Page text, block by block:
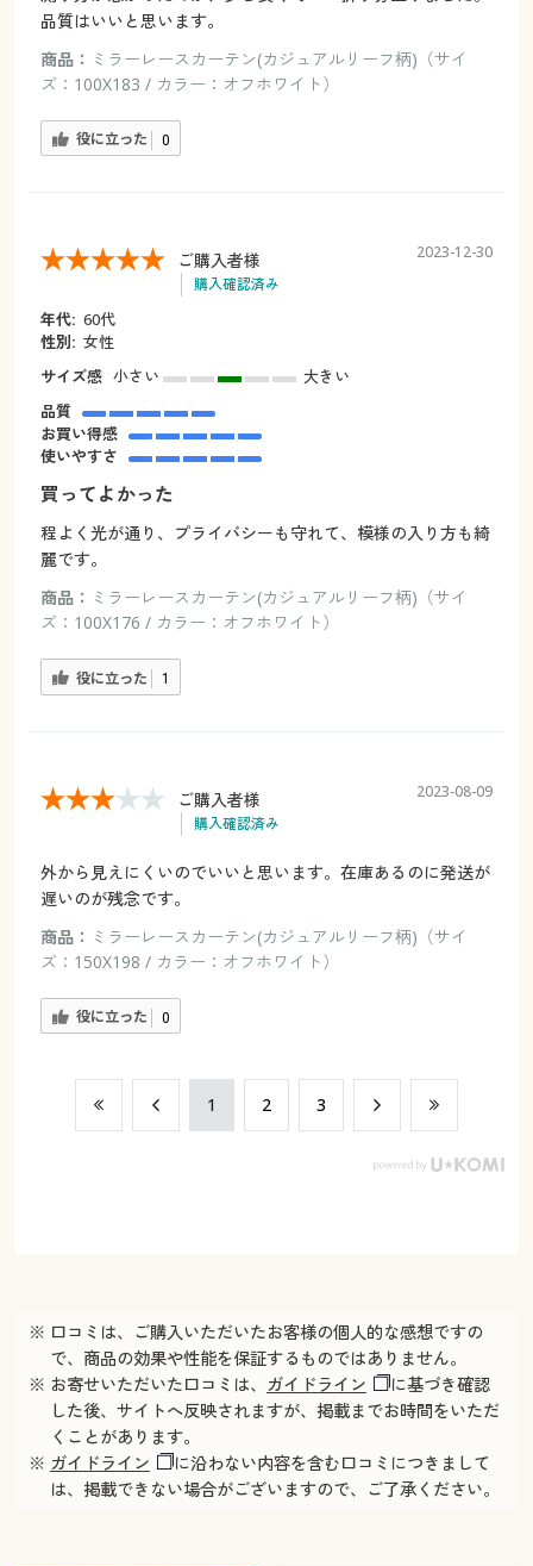
品質はいいと思います。
商品： ミラーレースカーテン(カジュアルリーフ柄)（サイ
ズ：100X183 / カラー：オフホワイト）
役に立った 0
ご購入者様
購入確認済み
2023-12-30
年代: 60代
性別: 女性
サイズ感 小さい
大きい
品質
お買い得感
使いやすさ
買ってよかった
程よく光が通り、プライバシーも守れて、模様の入り方も綺
麗です。
商品： ミラーレースカーテン(カジュアルリーフ柄)（サイ
ズ：100X176 / カラー：オフホワイト）
役に立った 1
ご購入者様
購入確認済み
2023-08-09
外から見えにくいのでいいと思います。在庫あるのに発送が
遅いのが残念です。
商品： ミラーレースカーテン(カジュアルリーフ柄)（サイ
ズ：150X198 / カラー：オフホワイト）
役に立った 0
​1 ​2 ​3
※ 口コミは、ご購入いただいたお客様の個人的な感想ですの
で、商品の効果や性能を保証するものではありません。
※ お寄せいただいた口コミは、 ガイドライン
に基づき確認
した後、サイトへ反映されますが、掲載までお時間をいただ
くことがあります。
※ ガイドライン
に沿わない内容を含む口コミにつきまして
は、掲載できない場合がございますので、ご了承ください。